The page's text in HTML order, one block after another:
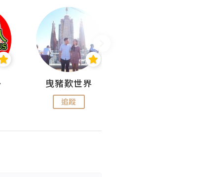
曳豬歎世界
追蹤